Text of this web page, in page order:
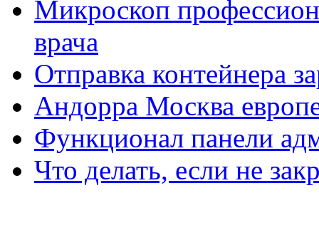
Микроскоп
врача
Отправка контейнера
Андорра Москва
Функционал панели
Что делать, если не